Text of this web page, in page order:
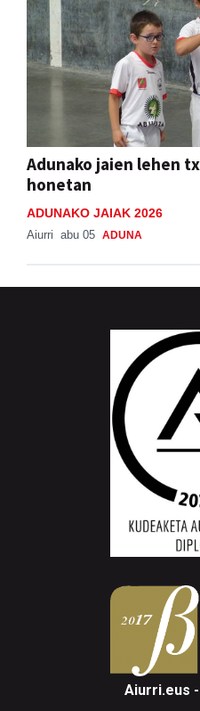
Adunako jaien lehen
honetan
ADUNAKO JAIAK 2026
Aiurri abu 05 ADUNA
Aiurri.eus